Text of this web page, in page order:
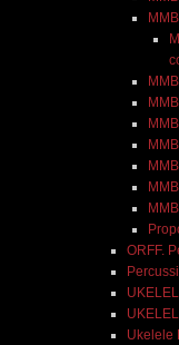
ORFF.
Ukelele